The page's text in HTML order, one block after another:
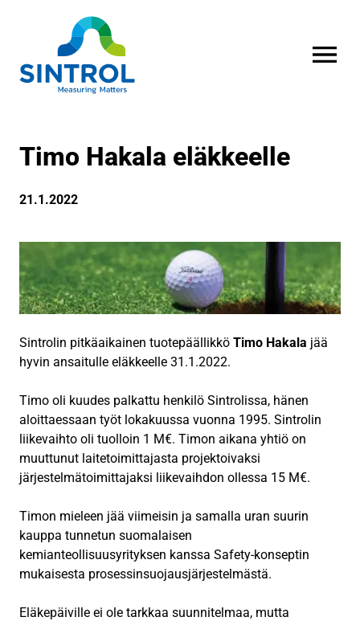
Timo Hakala eläkkeelle
21.1.2022
Sintrolin pitkäaikainen tuotepäällikkö Timo Hakala jää
hyvin ansaitulle eläkkeelle 31.1.2022.
Timo oli kuudes palkattu henkilö Sintrolissa, hänen
aloittaessaan työt lokakuussa vuonna 1995. Sintrolin
liikevaihto oli tuolloin 1 M€. Timon aikana yhtiö on
muuttunut laitetoimittajasta projektoivaksi
järjestelmätoimittajaksi liikevaihdon ollessa 15 M€.
Timon mieleen jää viimeisin ja samalla uran suurin
kauppa tunnetun suomalaisen
kemianteollisuusyrityksen kanssa Safety-konseptin
mukaisesta prosessinsuojausjärjestelmästä.
Eläkepäiville ei ole tarkkaa suunnitelmaa, mutta